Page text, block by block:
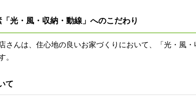
光・風・収納・動線」へのこだわり
さんは、住心地の良いお家づくりにおいて、「光・風
。
て